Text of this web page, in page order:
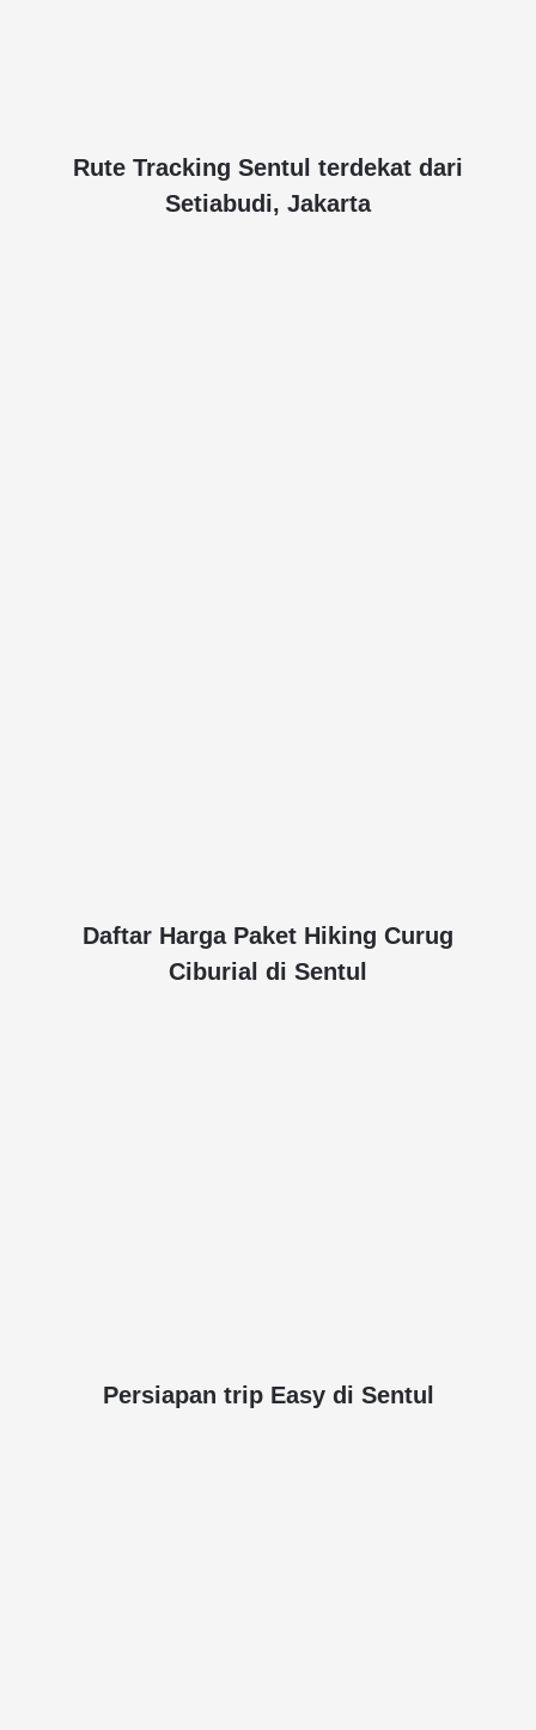
Rute Tracking Sentul terdekat dari
Setiabudi, Jakarta
Daftar Harga Paket Hiking Curug
Ciburial di Sentul
Persiapan trip Easy di Sentul